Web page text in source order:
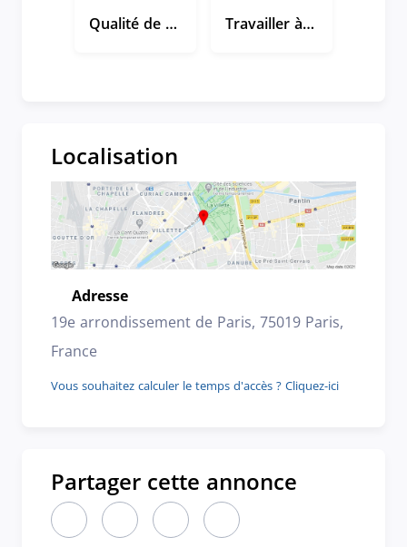
Qualité de vie et conditions de travail à l'Assurance retraite Travailler à l'Assurance retraite, ça donne du sens à son métier
Localisation
Emplacement
Adresse
19e arrondissement de Paris, 75019 Paris,
France
Vous souhaitez calculer le temps d'accès ? Cliquez-ici
Partager cette annonce
Partager cette annonce sur LinkedIn (nouvelle
Partager cette annonce sur X (nouvelle
Partager cette annonce sur
Partager cette annonce